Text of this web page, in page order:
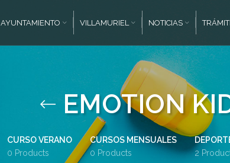
AYUNTAMIENTO VILLAMURIEL NOTICIAS
EMOTION
CURSO VERANO
0 Products
CURSOS MENSUALES
0 Products
2